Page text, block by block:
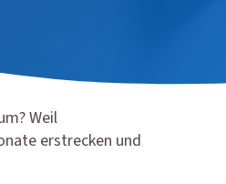
Weil
erstrecken und